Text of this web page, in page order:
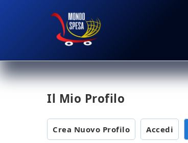
MondoSpesa.it
Il Mio Profilo
Crea Nuovo Profilo Accedi